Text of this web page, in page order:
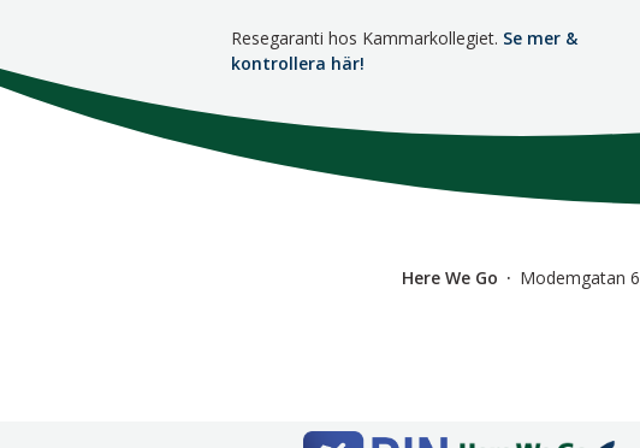
Resegaranti hos Kammarkollegiet. Se mer &
kontrollera här!
Here We Go Modemgatan 6